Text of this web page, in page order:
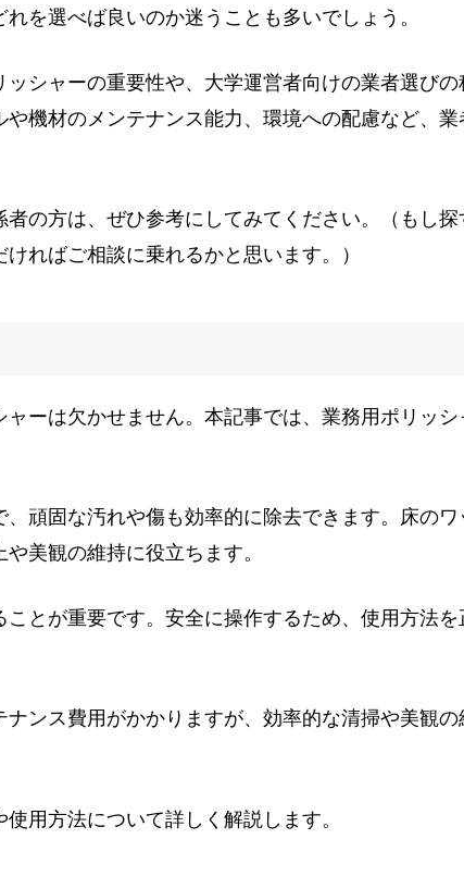
を選べば良いのか迷うことも多いでしょう。
シャーの重要性や、大学運営者向けの業者選びの
機材のメンテナンス能力、環境への配慮など、業
の方は、ぜひ参考にしてみてください。（もし探
ればご相談に乗れるかと思います。）
ーは欠かせません。本記事では、業務用ポリッシ
頑固な汚れや傷も効率的に除去できます。床のワ
美観の維持に役立ちます。
とが重要です。安全に操作するため、使用方法を
ンス費用がかかりますが、効率的な清掃や美観の
用方法について詳しく解説します。